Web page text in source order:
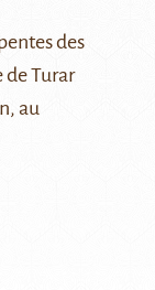
des
de Turar
au